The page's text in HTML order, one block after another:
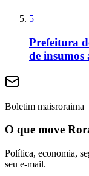
5
Prefeitura
de insumos
Boletim maisroraima
O que move
Política, economia,
seu e-mail.